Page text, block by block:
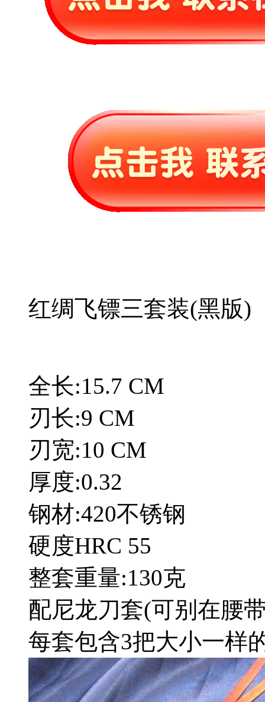
红绸飞镖三套装(黑版)
全长:15.7 CM
刃长:9 CM
刃宽:10 CM
厚度:0.32
钢材:420不锈钢
硬度HRC 55
整套重量:130克
配尼龙刀套(可别在腰
每套包含3把大小一样